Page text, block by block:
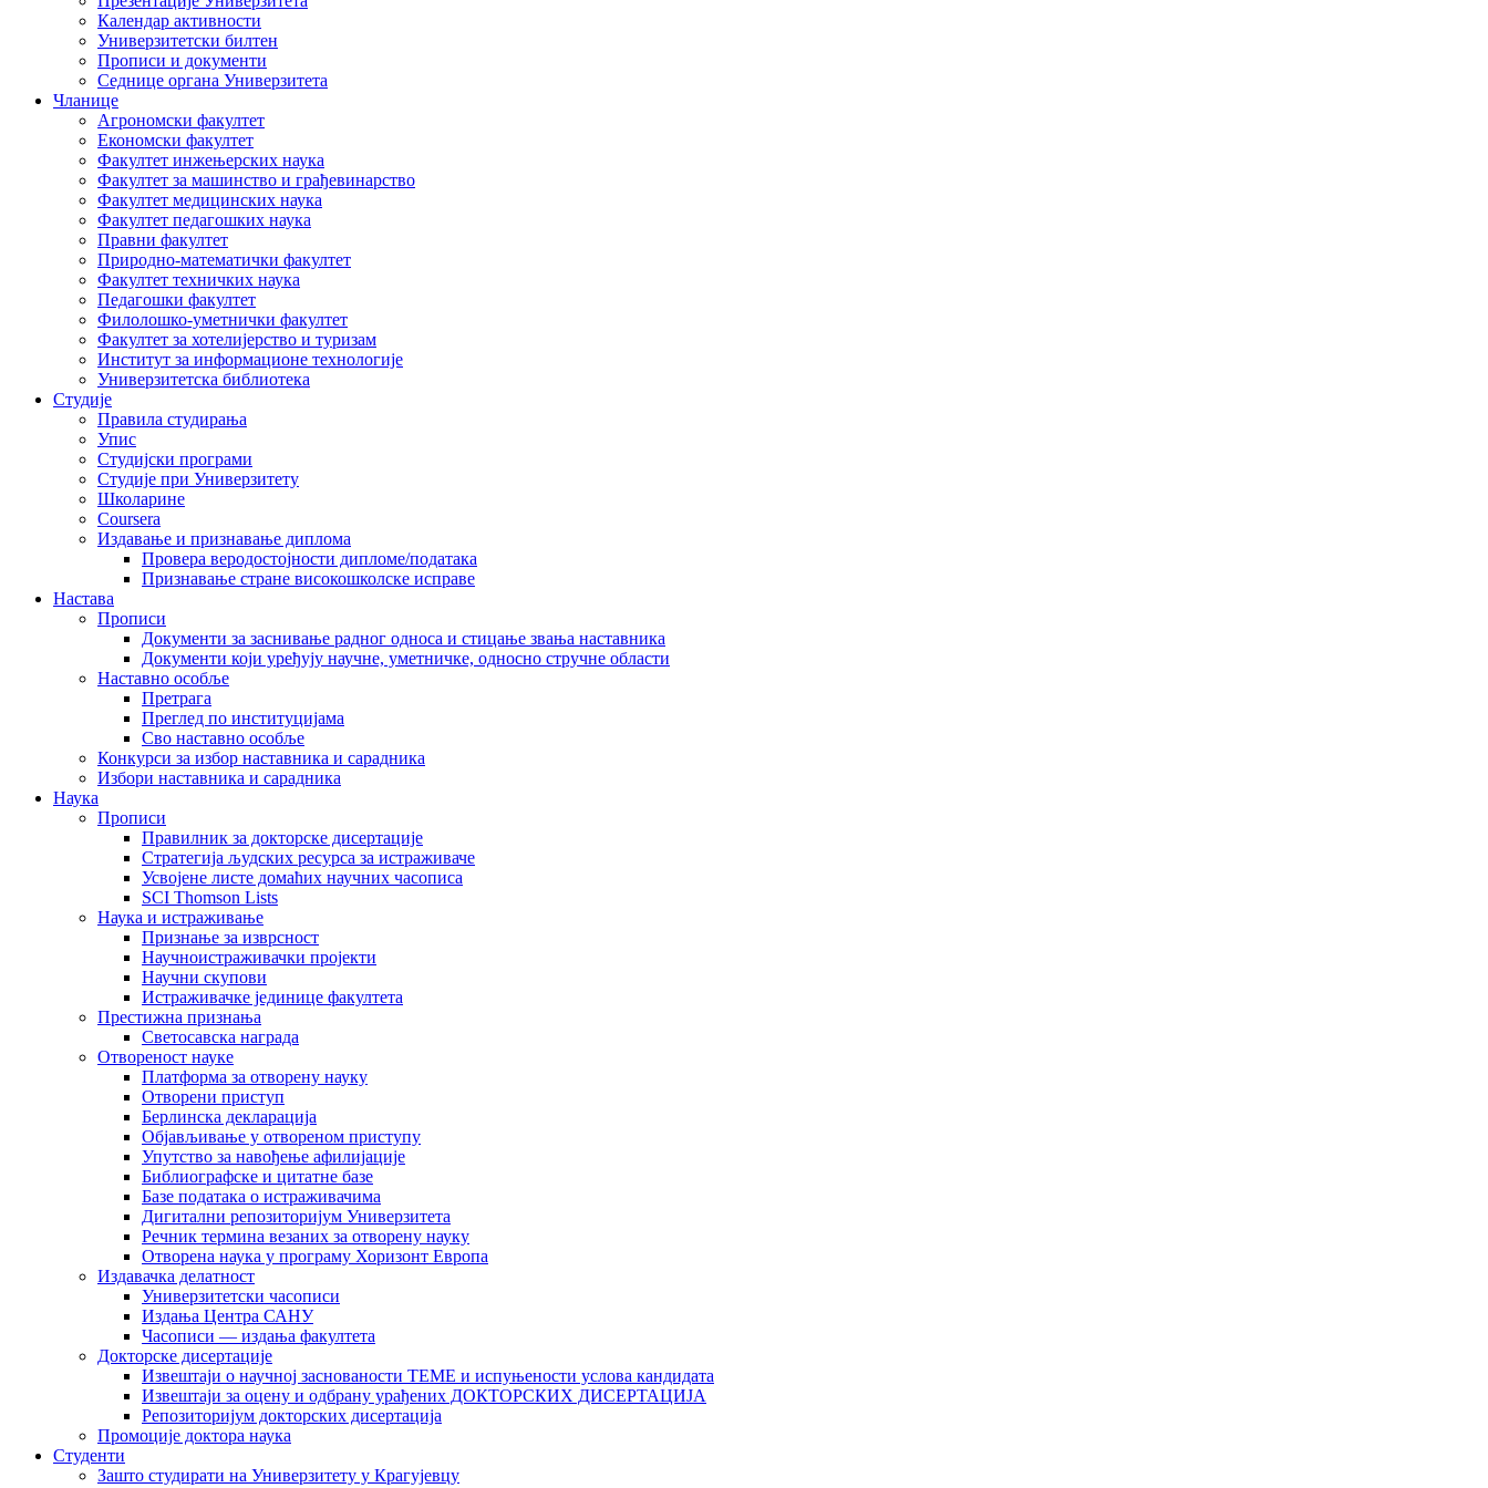
Календар активности
Универзитетски билтен
Прописи и документи
Седнице органа Универзитета
Чланице
Агрономски факултет
Економски факултет
Факултет инжењерских наука
Факултет за машинство и грађевинарство
Факултет медицинских наука
Факултет педагошких наука
Правни факултет
Природно-математички факултет
Факултет техничких наука
Педагошки факултет
Филолошко-уметнички факултет
Факултет за хотелијерство и туризам
Институт за информационе технологије
Универзитетска библиотека
Студије
Правила студирања
Упис
Студијски програми
Студије при Универзитету
Школарине
Coursera
Издавање и признавање диплома
Провера веродостојности дипломе/података
Признавање стране високошколске исправе
Настава
Прописи
Документи за заснивање радног односа и стицање звања наставника
Документи који уређују научне, уметничке, односно стручне области
Наставно особље
Претрага
Преглед по институцијама
Сво наставно особље
Конкурси за избор наставника и сарадника
Избори наставника и сарадника
Наука
Прописи
Правилник за докторске дисертације
Стратегија људских ресурса за истраживаче
Усвојене листе домаћих научних часописа
SCI Thomson Lists
Наука и истраживање
Признање за изврсност
Научноистраживачки пројекти
Научни скупови
Истраживачке јединице факултета
Престижна признања
Светосавска награда
Отвореност науке
Платформа за отворену науку
Отворени приступ
Берлинска декларација
Објављивање у отвореном приступу
Упутство за навођење афилијације
Библиографске и цитатне базе
Базе података о истраживачима
Дигитални репозиторијум Универзитета
Рeчник термина везаних за отворену науку
Отворена наука у програму Хоризонт Европа
Издавачка делатност
Универзитетски часописи
Издања Центра САНУ
Часописи — издања факултета
Докторске дисертације
Извештаји о научној заснованости ТЕМЕ и испуњености услова кандидата
Извештаји за оцену и одбрану урађених ДОКТОРСКИХ ДИСЕРТАЦИЈА
Репозиторијум докторских дисертација
Промоције доктора наука
Студенти
Зашто студирати на Универзитету у Крагујевцу